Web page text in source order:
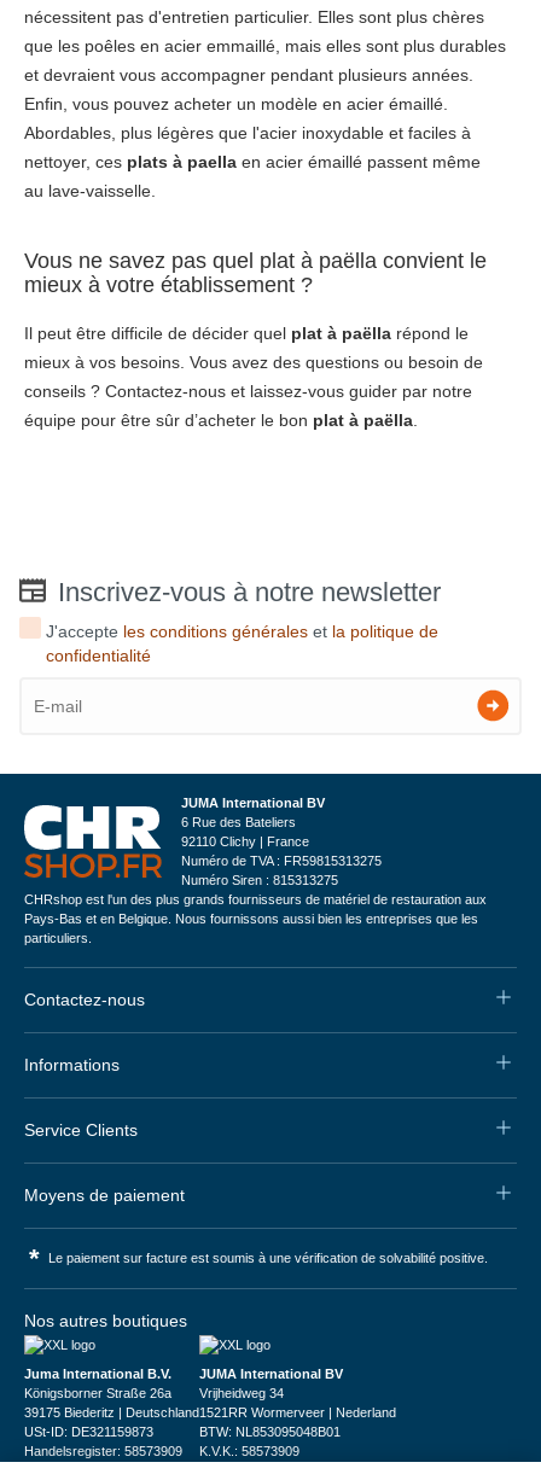
nécessitent pas d'entretien particulier. Elles sont plus chères
que les poêles en acier emmaillé, mais elles sont plus durables
et devraient vous accompagner pendant plusieurs années.
Enfin, vous pouvez acheter un modèle en acier émaillé.
Abordables, plus légères que l'acier inoxydable et faciles à
nettoyer, ces plats à paella en acier émaillé passent même
au lave-vaisselle.
Vous ne savez pas quel plat à paëlla convient le
mieux à votre établissement ?
Il peut être difficile de décider quel plat à paëlla répond le
mieux à vos besoins. Vous avez des questions ou besoin de
conseils ? Contactez-nous et laissez-vous guider par notre
équipe pour être sûr d’acheter le bon plat à paëlla.
Inscrivez-vous à notre newsletter
J'accepte les conditions générales et la politique de
confidentialité
JUMA International BV
6 Rue des Bateliers
92110 Clichy | France
Numéro de TVA : FR59815313275
Numéro Siren : 815313275
CHRshop est l'un des plus grands fournisseurs de matériel de restauration aux
Pays-Bas et en Belgique. Nous fournissons aussi bien les entreprises que les
particuliers.
Contactez-nous
Informations
Service Clients
Moyens de paiement
* Le paiement sur facture est soumis à une vérification de solvabilité positive.
Nos autres boutiques
Juma International B.V.
Königsborner Straße 26a
39175 Biederitz | Deutschland
USt-ID: DE321159873
Handelsregister: 58573909
JUMA International BV
Vrijheidweg 34
1521RR Wormerveer | Nederland
BTW: NL853095048B01
K.V.K.: 58573909